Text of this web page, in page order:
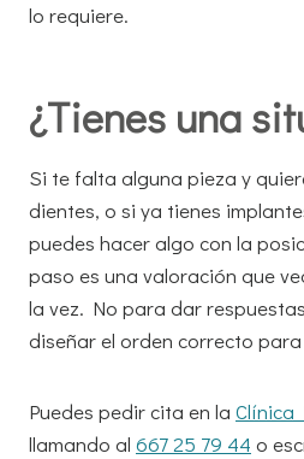
lo requiere.
¿Tienes una
Si te falta alguna pieza y
dientes, o si ya tienes
puedes hacer algo con la
paso es una valoración que
la vez. No para dar
diseñar el orden correcto
Puedes pedir cita en la Clínica
llamando al 667 25 79 44 o